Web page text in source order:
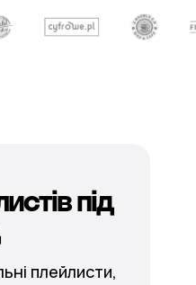
під
плейлисти,